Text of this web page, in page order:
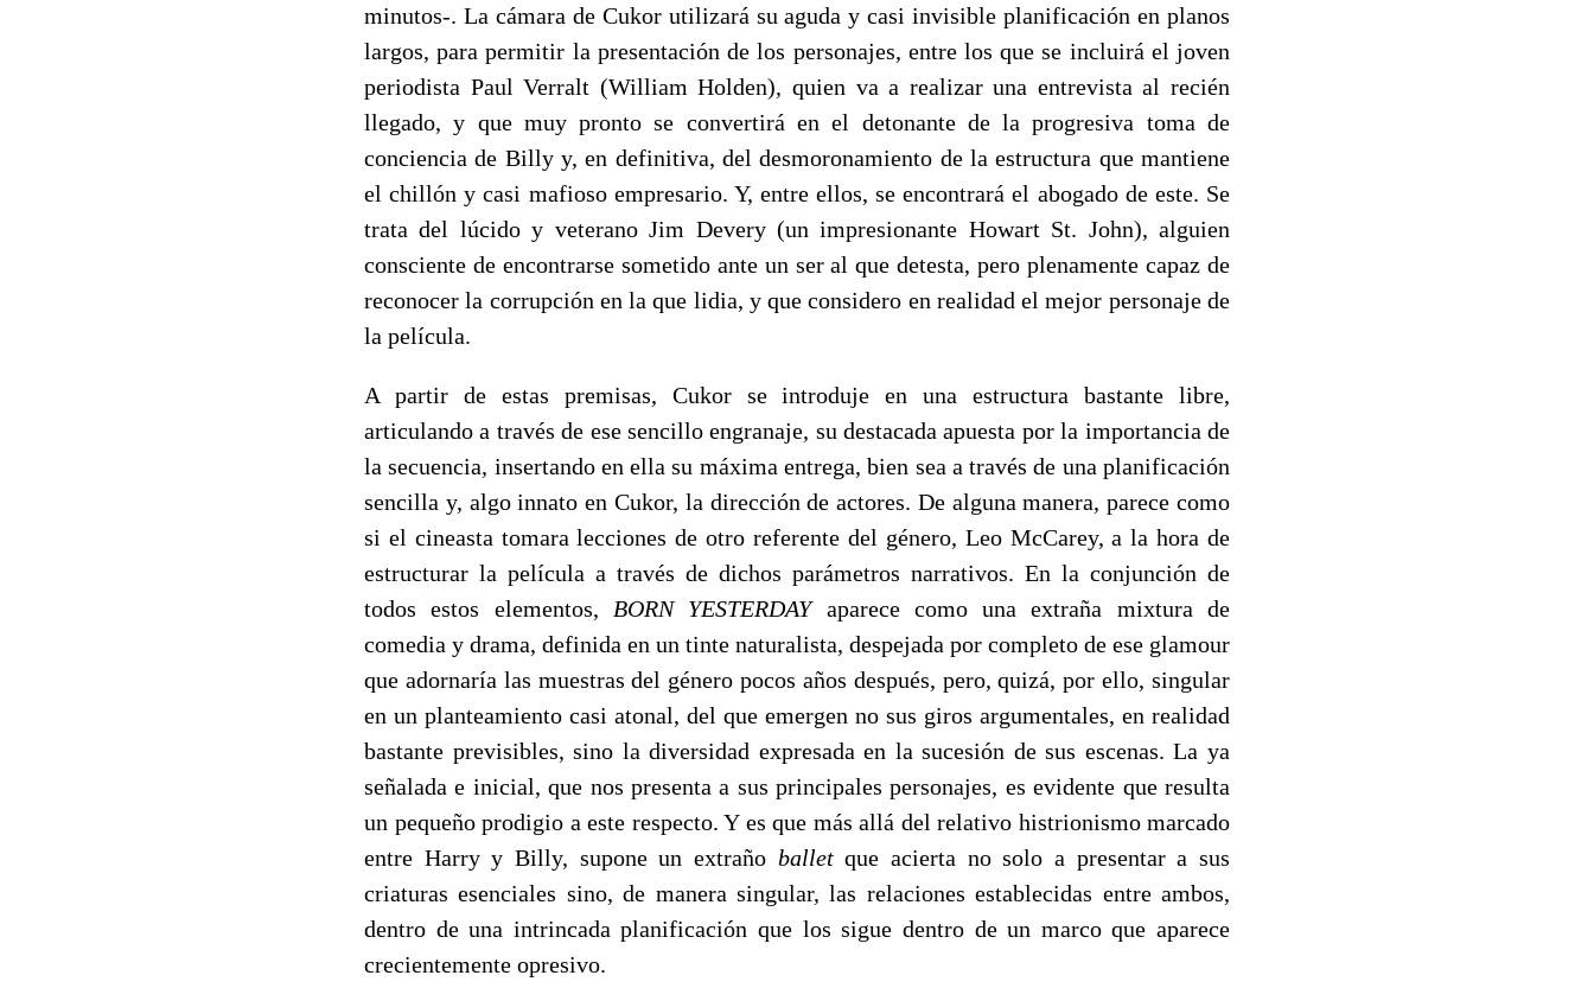
minutos-. La cámara de Cukor utilizará su aguda y casi invisible planificación en planos
largos, para permitir la presentación de los personajes, entre los que se incluirá el joven
periodista Paul Verralt (William Holden), quien va a realizar una entrevista al recién
llegado, y que muy pronto se convertirá en el detonante de la progresiva toma de
conciencia de Billy y, en definitiva, del desmoronamiento de la estructura que mantiene
el chillón y casi mafioso empresario. Y, entre ellos, se encontrará el abogado de este. Se
trata del lúcido y veterano Jim Devery (un impresionante Howart St. John), alguien
consciente de encontrarse sometido ante un ser al que detesta, pero plenamente capaz de
reconocer la corrupción en la que lidia, y que considero en realidad el mejor personaje de
la película.
A partir de estas premisas, Cukor se introduje en una estructura bastante libre,
articulando a través de ese sencillo engranaje, su destacada apuesta por la importancia de
la secuencia, insertando en ella su máxima entrega, bien sea a través de una planificación
sencilla y, algo innato en Cukor, la dirección de actores. De alguna manera, parece como
si el cineasta tomara lecciones de otro referente del género, Leo McCarey, a la hora de
estructurar la película a través de dichos parámetros narrativos. En la conjunción de
todos estos elementos, BORN YESTERDAYaparece como una extraña mixtura de
comedia y drama, definida en un tinte naturalista, despejada por completo de ese glamour
que adornaría las muestras del género pocos años después, pero, quizá, por ello, singular
en un planteamiento casi atonal, del que emergen no sus giros argumentales, en realidad
bastante previsibles, sino la diversidad expresada en la sucesión de sus escenas. La ya
señalada e inicial, que nos presenta a sus principales personajes, es evidente que resulta
un pequeño prodigio a este respecto. Y es que más allá del relativo histrionismo marcado
entre Harry y Billy, supone un extraño balletque acierta no solo a presentar a sus
criaturas esenciales sino, de manera singular, las relaciones establecidas entre ambos,
dentro de una intrincada planificación que los sigue dentro de un marco que aparece
crecientemente opresivo.